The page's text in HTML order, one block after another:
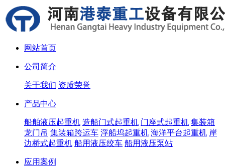
网站首页
公司简介
关于我们 资质荣誉
产品中心
船舶液压起重机 造船门式起重机 门座式起重机 集装箱
龙门吊 集装箱跨运车 浮船坞起重机 海洋平台起重机 岸
边桥式起重机 船用液压绞车 船用液压泵站
应用案例